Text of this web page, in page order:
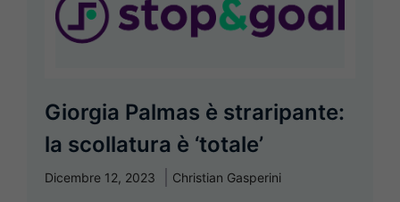
Giorgia Palmas è straripante:
la scollatura è ‘totale’
Dicembre 12, 2023 Christian Gasperini